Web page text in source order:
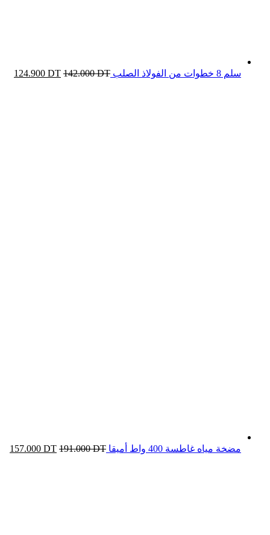
سلم 8 خطوات من الفولاذ الصلب 142.000DT
124.900 DT
مضخة مياه غاطسة 400 واط أميقا 191.000DT
157.000 DT